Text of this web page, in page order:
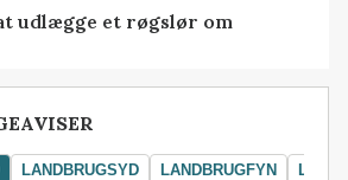
udlægge et røgslør om
LANDBRUGSYD LANDBRUGFYN